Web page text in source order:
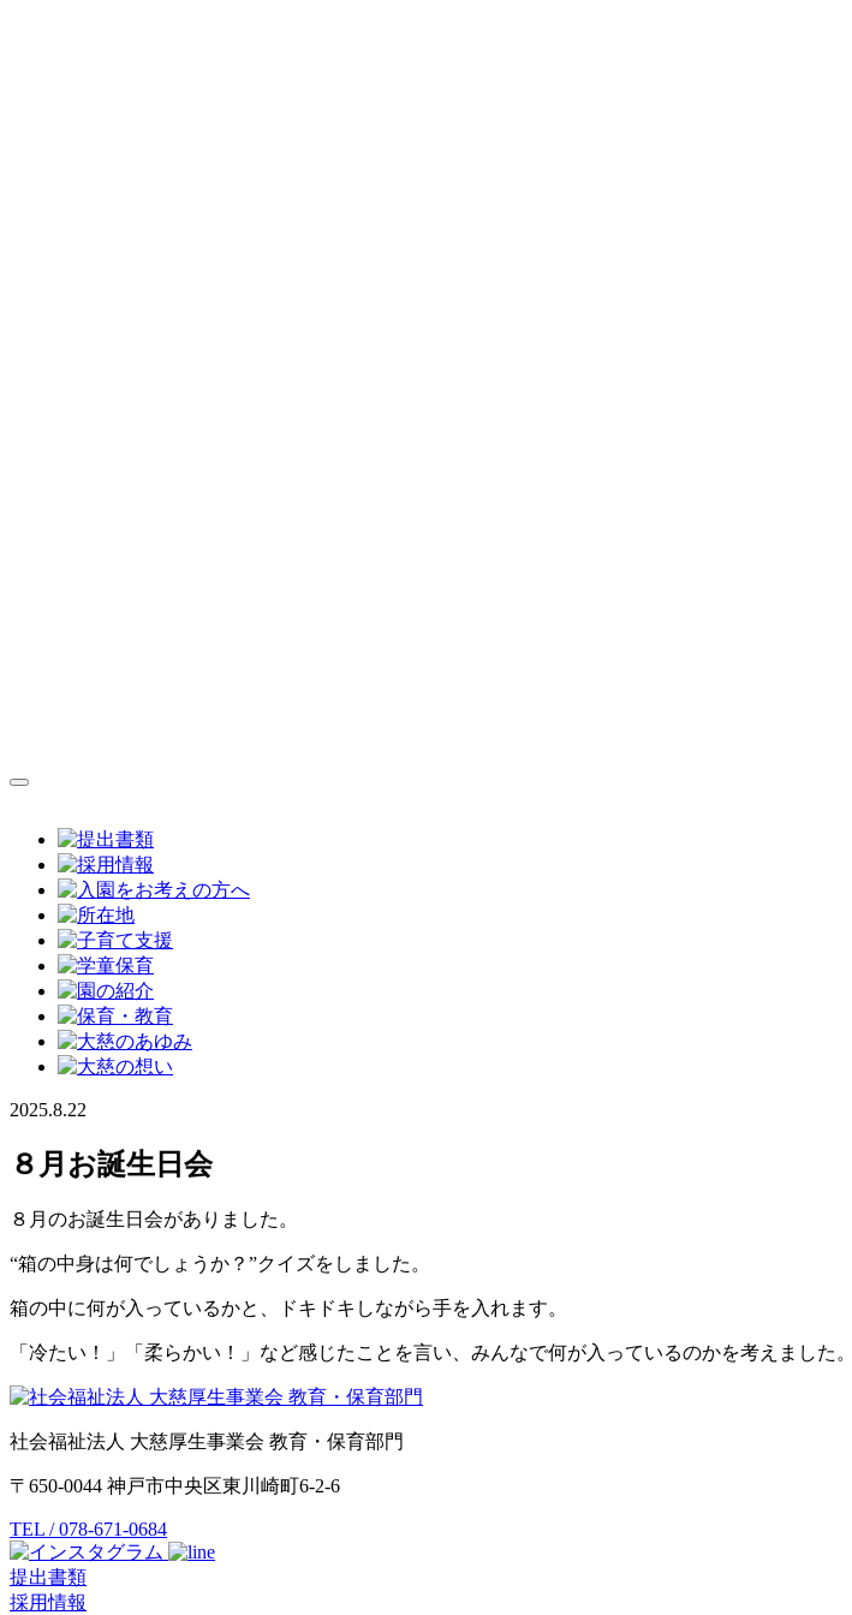
2025.8.22
８月お誕生日会
８月のお誕生日会がありました。
“箱の中身は何でしょうか？”クイズをしました。
箱の中に何が入っているかと、ドキドキしながら手を入れます。
「冷たい！」「柔らかい！」など感じたことを言い、みんなで何が入っているのかを考えました。
社会福祉法人 大慈厚生事業会 教育・保育部門
〒650-0044 神戸市中央区東川崎町6-2-6
TEL / 078-671-0684
提出書類
採用情報